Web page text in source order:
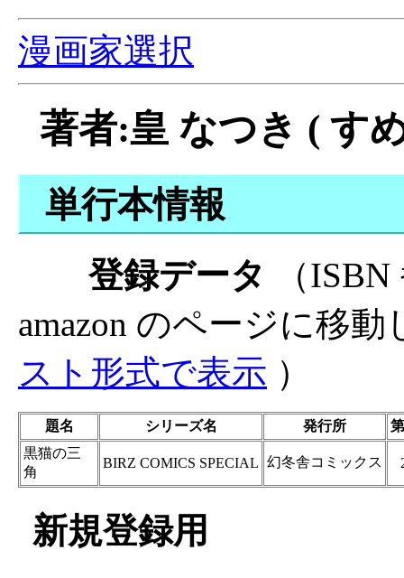
漫画家選択
著者:皇 なつき ( す
単行本情報
登録データ
（
amazon のページに移
スト形式で表示 ）
題名 シリーズ名 発行所
黒猫の三
角
BIRZ COMICS SPECIAL 幻冬舎コミックス
新規登録用